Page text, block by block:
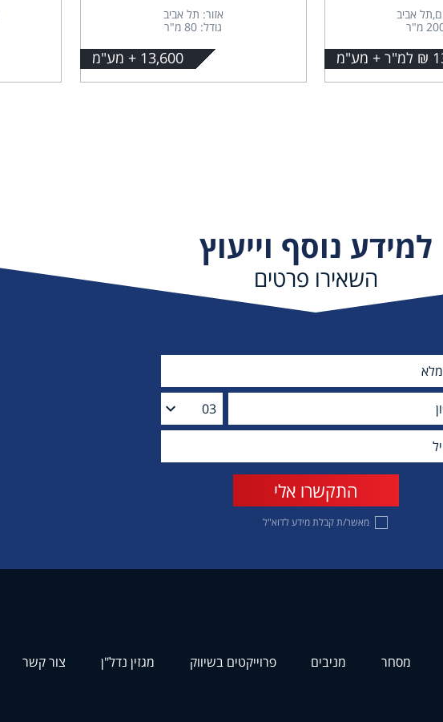
אביב
אזור: תל אביב
גודל: 80 מ"ר
13,600 + מע"מ
למידע נוסף וייעוץ
השאירו פרטים
מאשר/ת קבלת מידע לדוא"ל
מסחר מניבים פרוייקטים בשיווק מגזין נדל"ן צור קשר